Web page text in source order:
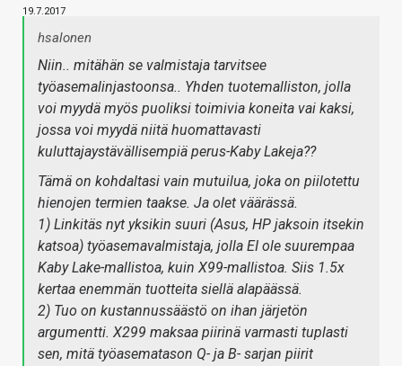
19.7.2017
hsalonen
Niin.. mitähän se valmistaja tarvitsee
työasemalinjastoonsa.. Yhden tuotemalliston, jolla
voi myydä myös puoliksi toimivia koneita vai kaksi,
jossa voi myydä niitä huomattavasti
kuluttajaystävällisempiä perus-Kaby Lakeja??
Tämä on kohdaltasi vain mutuilua, joka on piilotettu
hienojen termien taakse. Ja olet väärässä.
1) Linkitäs nyt yksikin suuri (Asus, HP jaksoin itsekin
katsoa) työasemavalmistaja, jolla EI ole suurempaa
Kaby Lake-mallistoa, kuin X99-mallistoa. Siis 1.5x
kertaa enemmän tuotteita siellä alapäässä.
2) Tuo on kustannussäästö on ihan järjetön
argumentti. X299 maksaa piirinä varmasti tuplasti
sen, mitä työasematason Q- ja B- sarjan piirit